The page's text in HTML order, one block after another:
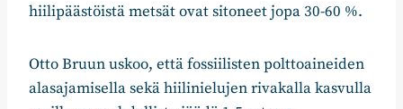
hiilipäästöistä metsät ovat sitoneet jopa 30-60 %.
Otto Bruun uskoo, että fossiilisten polttoaineiden
alasajamisella sekä hiilinielujen rivakalla kasvulla